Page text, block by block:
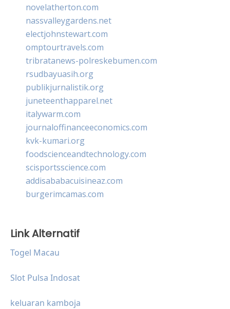
novelatherton.com
nassvalleygardens.net
electjohnstewart.com
omptourtravels.com
tribratanews-polreskebumen.com
rsudbayuasih.org
publikjurnalistik.org
juneteenthapparel.net
italywarm.com
journaloffinanceeconomics.com
kvk-kumari.org
foodscienceandtechnology.com
scisportsscience.com
addisababacuisineaz.com
burgerimcamas.com
Link Alternatif
Togel Macau
Slot Pulsa Indosat
keluaran kamboja